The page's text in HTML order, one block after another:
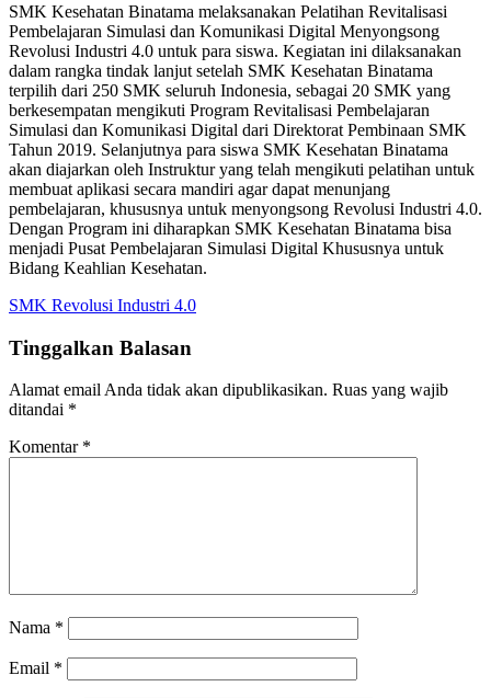
SMK Kesehatan Binatama melaksanakan Pelatihan Revitalisasi
Pembelajaran Simulasi dan Komunikasi Digital Menyongsong
Revolusi Industri 4.0 untuk para siswa. Kegiatan ini dilaksanakan
dalam rangka tindak lanjut setelah SMK Kesehatan Binatama
terpilih dari 250 SMK seluruh Indonesia, sebagai 20 SMK yang
berkesempatan mengikuti Program Revitalisasi Pembelajaran
Simulasi dan Komunikasi Digital dari Direktorat Pembinaan SMK
Tahun 2019. Selanjutnya para siswa SMK Kesehatan Binatama
akan diajarkan oleh Instruktur yang telah mengikuti pelatihan untuk
membuat aplikasi secara mandiri agar dapat menunjang
pembelajaran, khususnya untuk menyongsong Revolusi Industri 4.0.
Dengan Program ini diharapkan SMK Kesehatan Binatama bisa
menjadi Pusat Pembelajaran Simulasi Digital Khususnya untuk
Bidang Keahlian Kesehatan.
SMK Revolusi Industri 4.0
Tinggalkan Balasan
Alamat email Anda tidak akan dipublikasikan. Ruas yang wajib
ditandai *
Komentar *
Nama *
Email *